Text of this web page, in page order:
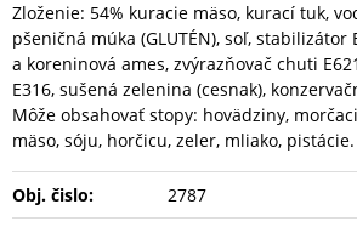
Zloženie: 54% kuracie mäso, kurací tuk,
pšeničná múka (GLUTÉN), soľ, stabilizátor
a koreninová ames, zvýrazňovač chuti
E316, sušená zelenina (cesnak),
Môže obsahovať stopy: hovädziny,
mäso, sóju, horčicu, zeler, mliako, pistácie.
Obj. čislo: 2787